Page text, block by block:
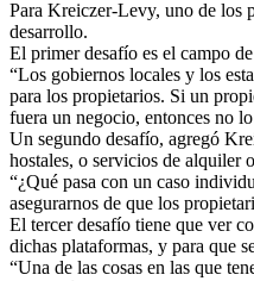
Para Kreiczer-Levy, uno de los
desarrollo.
El primer desafío es el campo
“Los gobiernos locales y los
para los propietarios. Si un
fuera un negocio, entonces no
Un segundo desafío, agregó
hostales, o servicios de alquiler
“¿Qué pasa con un caso
asegurarnos de que los
El tercer desafío tiene que ver
dichas plataformas, y para que
“Una de las cosas en las que